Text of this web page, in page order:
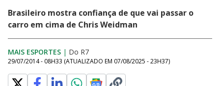
Brasileiro mostra confiança de que vai passar o
carro em cima de Chris Weidman
MAIS ESPORTES | Do R7
29/07/2014 - 08H33 (ATUALIZADO EM 07/08/2025 - 23H37)